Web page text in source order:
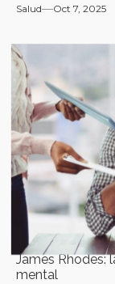
Salud Oct 7, 2025
James Rhodes:
mental